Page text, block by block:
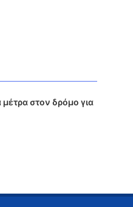
στον δρόμο για